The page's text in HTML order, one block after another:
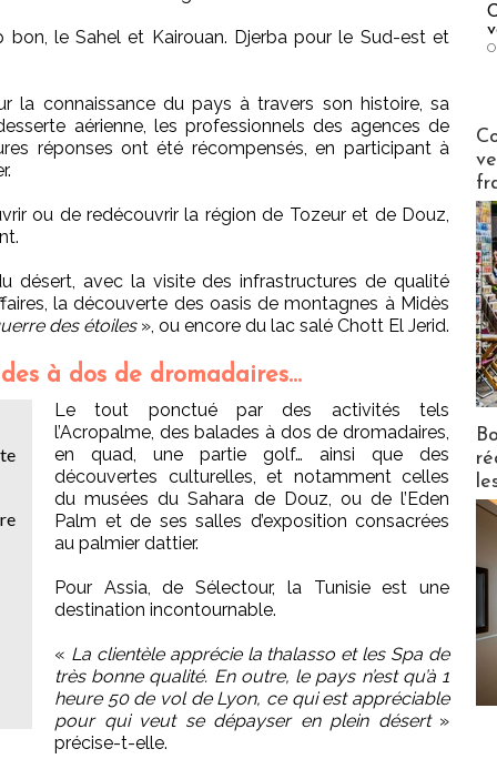
le Sahel et Kairouan. Djerba pour le Sud-est et
la connaissance du pays à travers son histoire, sa
aérienne, les professionnels des agences de
réponses ont été récompensés, en participant à
ou de redécouvrir la région de Tozeur et de Douz,
désert, avec la visite des infrastructures de qualité
la découverte des oasis de montagnes à Midès
des étoiles», ou encore du lac salé Chott El Jerid.
à dos de dromadaires…
Le tout ponctué par des activités tels
l’Acropalme, des balades à dos de dromadaires,
en quad, une partie golf… ainsi que des
découvertes culturelles, et notamment celles
du musées du Sahara de Douz, ou de l’Eden
Palm et de ses salles d’exposition consacrées
au palmier dattier.
Pour Assia, de Sélectour, la Tunisie est une
destination incontournable.
« La clientèle apprécie la thalasso et les Spa de
très bonne qualité. En outre, le pays n’est qu’à 1
heure 50 de vol de Lyon, ce qui est appréciable
pour qui veut se dépayser en plein désert »
précise-t-elle.